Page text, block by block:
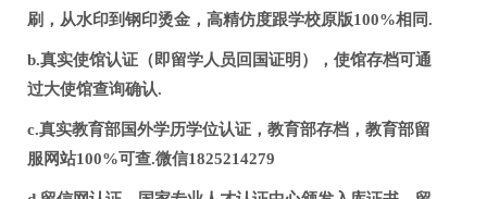
刷，从水印到钢印烫金，高精仿度跟学校原版100%相同.
b.真实使馆认证（即留学人员回国证明），使馆存档可通
过大使馆查询确认.
c.真实教育部国外学历学位认证，教育部存档，教育部留
服网站100%可查.微信1825214279